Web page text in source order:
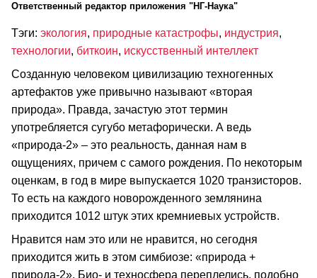
Ответственный редактор приложения "НГ-Наука"
Тэги: экология, природные катастрофы, индустрия,
технологии, биткоин, искусственный интеллект
Созданную человеком цивилизацию техногенных
артефактов уже привычно называют «вторая
природа». Правда, зачастую этот термин
употребляется сугубо метафорически. А ведь
«природа-2» – это реальность, данная нам в
ощущениях, причем с самого рождения. По некоторым
оценкам, в год в мире выпускается 1020 транзисторов.
То есть на каждого новорожденного землянина
приходится 1012 штук этих кремниевых устройств.
Нравится нам это или не нравится, но сегодня
приходится жить в этом симбиозе: «природа +
природа-2». Био- и техносфера переплелись, подобно